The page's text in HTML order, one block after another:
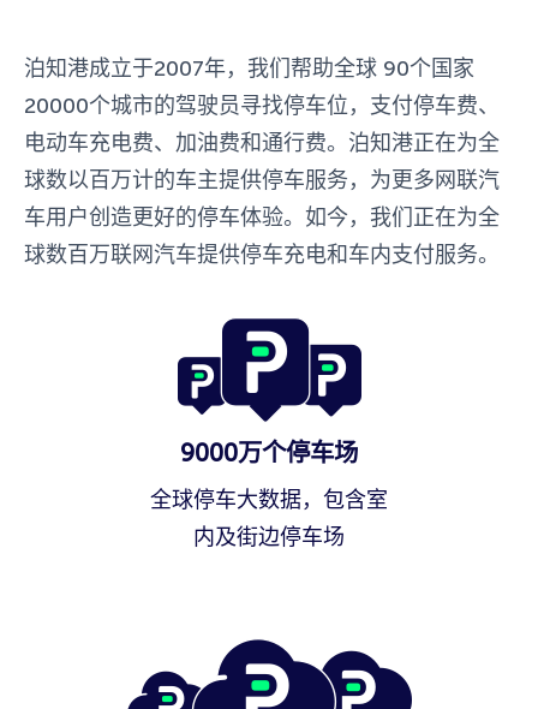
泊知港成立于2007年， 我们帮助全球 90个国家
20000个城市的驾驶员寻找停车位，支付停车费、
电动车充电费、加油费和通行费。 泊知港正在为全
球数以百万计的车主提供停车服务，为更多网联汽
车用户创造更好的停车体验。如今，我们正在为全
球数百万联网汽车提供停车充电和车内支付服务。
9000万个停车场
全球停车大数据，包含室
内及街边停车场